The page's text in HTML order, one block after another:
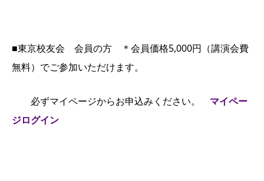
■東京校友会 会員の方 ＊会員価格5,000円（講演会費
無料）でご参加いただけます。
必ずマイページからお申込みください。 マイペー
ジログイン